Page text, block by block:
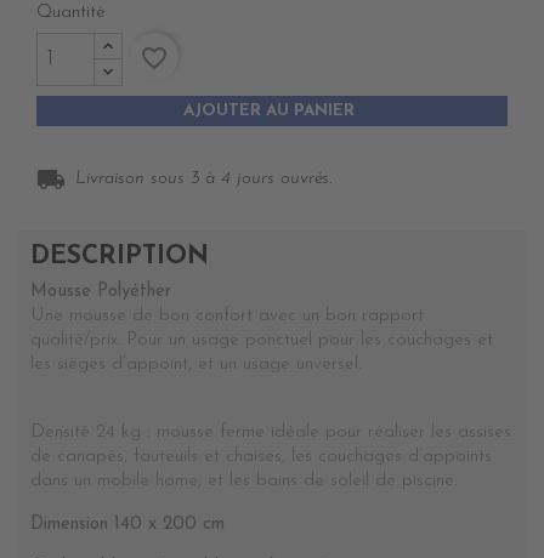
Quantité
AJOUTER AU PANIER
favorite_border
local_shipping Livraison sous 3 à 4 jours ouvrés.
DESCRIPTION
Mousse Polyéther
Une mousse de bon confort avec un bon rapport
qualité/prix.
Pour un usage ponctuel pour les couchages et
les sièges d’appoint, et un usage unversel.
Densité 24 kg : mousse ferme idéale pour réaliser les assises
de canapés, fauteuils et chaises, les couchages d’appoints
dans un mobile home, et les bains de soleil de piscine.
Dimension 140 x 200 cm